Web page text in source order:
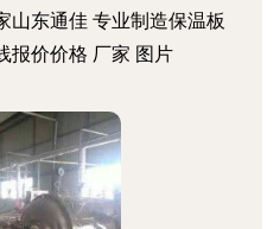
山东通佳 专业制造保温板
报价价格 厂家 图片